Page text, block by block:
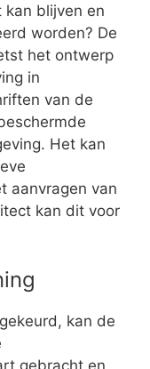
kan blijven en
worden? De
het ontwerp
in
van de
Het kan
aanvragen van
kan dit voor
kan de
gebracht en